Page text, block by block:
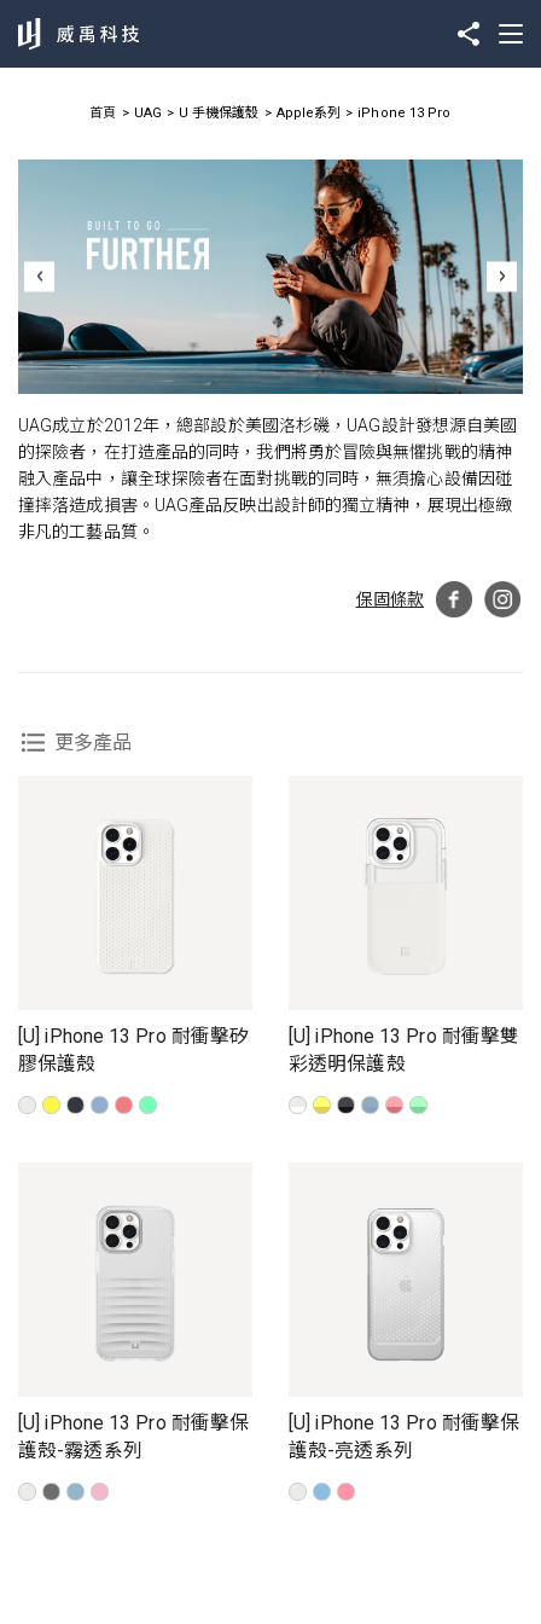
首頁 UAG U 手機保護殼 Apple系列 iPhone 13 Pro
UAG成立於2012年，總部設於美國洛杉磯，UAG設計發想源自美國
的探險者，在打造產品的同時，我們將勇於冒險與無懼挑戰的精神
融入產品中，讓全球探險者在面對挑戰的同時，無須擔心設備因碰
撞摔落造成損害。UAG產品反映出設計師的獨立精神，展現出極緻
非凡的工藝品質。
保固條款
更多產品
[U] iPhone 13 Pro 耐衝擊矽
膠保護殼
[U] iPhone 13 Pro 耐衝擊雙
彩透明保護殼
[U] iPhone 13 Pro 耐衝擊保
護殼-霧透系列
[U] iPhone 13 Pro 耐衝擊保
護殼-亮透系列